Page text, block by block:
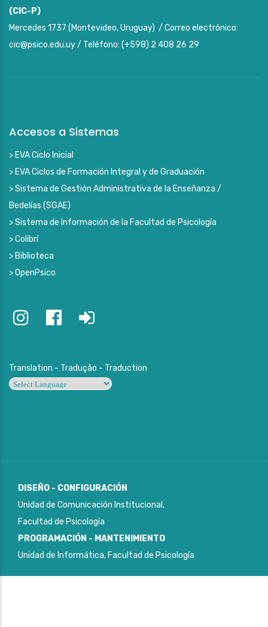
(CIC-P)
Mercedes 1737 (Montevideo, Uruguay) / Correo electrónico:
cic@psico.edu.uy / Teléfono: (+598) 2 408 26 29
Accesos a Sistemas
> EVA Ciclo Inicial
> EVA Ciclos de Formación Integral y de Graduación
> Sistema de Gestión Administrativa de la Enseñanza /
Bedelías (SGAE)
> Sistema de Información de la Facultad de Psicología
> Colibrí
> Biblioteca
> OpenPsico
Translation - Tradução - Traduction
DISEÑO - CONFIGURACIÓN
Unidad de Comunicación Institucional,
Facultad de Psicología
PROGRAMACIÓN - MANTENIMIENTO
Unidad de Informática, Facultad de Psicología